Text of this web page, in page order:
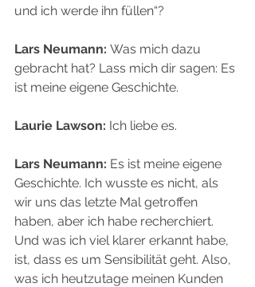
und ich werde ihn füllen“?
Lars Neumann: Was mich dazu
gebracht hat? Lass mich dir sagen: Es
ist meine eigene Geschichte.
Laurie Lawson: Ich liebe es.
Lars Neumann: Es ist meine eigene
Geschichte. Ich wusste es nicht, als
wir uns das letzte Mal getroffen
haben, aber ich habe recherchiert.
Und was ich viel klarer erkannt habe,
ist, dass es um Sensibilität geht. Also,
was ich heutzutage meinen Kunden